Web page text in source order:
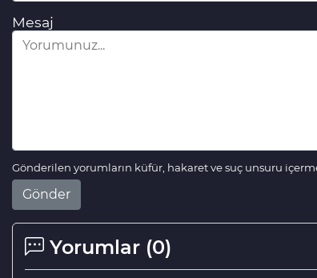
Mesaj
Gönderilen yorumların küfür, hakaret ve suç unsuru
Gönder
Yorumlar (0)